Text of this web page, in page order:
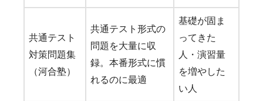
共通テスト
対策問題集
（河合塾）
共通テスト形式の
問題を大量に収
録。本番形式に慣
れるのに最適
基礎が固ま
ってきた
人・演習量
を増やした
い人